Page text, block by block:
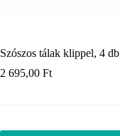
Szószos tálak klippel, 4 db
2 695,00 Ft